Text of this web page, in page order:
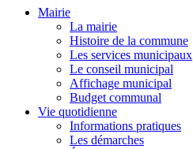
Mairie
La mairie
Histoire de la commune
Les services municipaux
Le conseil municipal
Affichage municipal
Budget communal
Vie quotidienne
Informations pratiques
Les démarches